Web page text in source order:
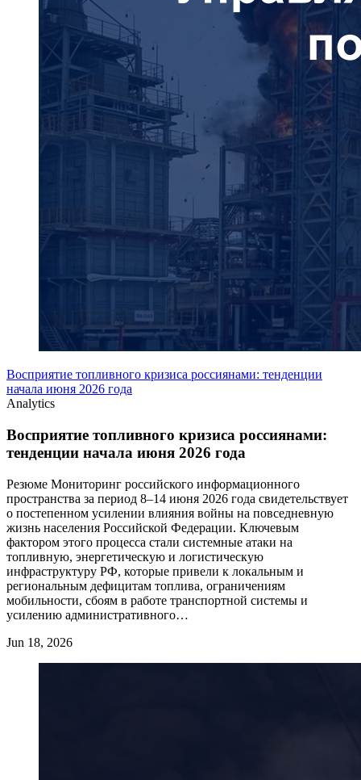
Восприятие топливного кризиса россиянами: тенденции
начала июня 2026 года
Analytics
Восприятие топливного кризиса россиянами:
тенденции начала июня 2026 года
Резюме Мониторинг российского информационного
пространства за период 8–14 июня 2026 года свидетельствует
о постепенном усилении влияния войны на повседневную
жизнь населения Российской Федерации. Ключевым
фактором этого процесса стали системные атаки на
топливную, энергетическую и логистическую
инфраструктуру РФ, которые привели к локальным и
региональным дефицитам топлива, ограничениям
мобильности, сбоям в работе транспортной системы и
усилению административного…
Jun 18, 2026